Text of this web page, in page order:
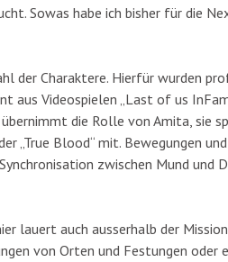
Sowas habe ich bisher für die
der Charaktere. Hierfür wurden
aus Videospielen „Last of us
übernimmt die Rolle von Amita, sie
„True Blood“ mit. Bewegungen
zwischen Mund und
lauert auch ausserhalb der
von Orten und Festungen oder